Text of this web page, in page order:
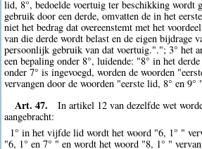
lid, 8°, bedoelde voertuig ter beschikking wordt
gebruik door een derde, omvatten de in het
niet het bedrag dat overeenstemt met het
van die derde wordt belast en de eigen bijdrage
persoonlijk gebruik van dat voertuig."."; 3° het
een bepaling onder 8°, luidende: "8° in het
onder 7° is ingevoegd, worden de woorden
vervangen door de woorden "eerste lid, 8° en 9°
Art. 47.
In artikel 12 van dezelfde wet
aangebracht:
1° in het vijfde lid wordt het woord "6, 1° "
"6, 1° en 7° " en wordt het woord "8, 1° "